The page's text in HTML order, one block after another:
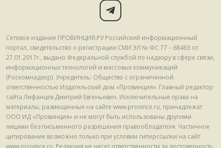
Сетевое издание ПРОВИНЦИЯ.РУ Российский информационный
портал, свидетельство о регистрации СМИ ЭЛ № ФС 77 – 68463 от
27.01.2017г., выдано Федеральной службой по надзору в сфере связи,
информационных технологий и массовых коммуникаций
(Роскомнадзор). Учредитель: Общество с ограниченной
ответственностью Издательский дом «Провинция». Главный редактор
сайта Лифанцев Дмитрий Евгеньевич. Исключительные права на
материалы, размещенные на сайте www.province.ru, принадлежат
ООО ИД «Провинция» и не могут быть использованы другими
лицами без письменного разрешения правообладателя. Частичное
цитирование возможно только при условии гиперссылки на сайт
www.province.ru. Редакция не несет ответственности за достоверность